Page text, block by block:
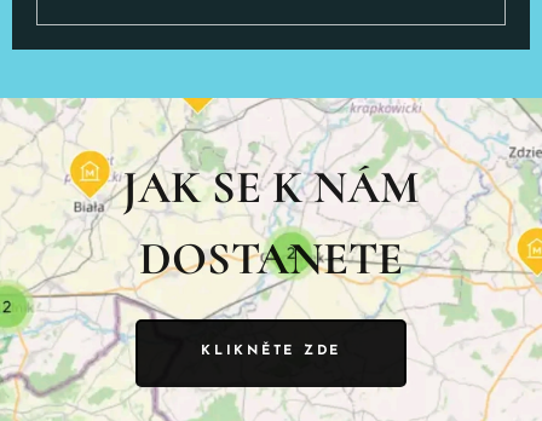
JAK SE K NÁM
DOSTANETE
KLIKNĚTE ZDE